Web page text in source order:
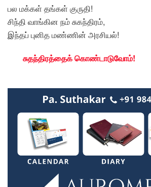
பல மக்கள் தங்கள் குருதி!
சிந்தி வாங்கின நம் சுகந்திரம்,
இந்தப் புனித மண்ணின் அரசியல்!
சுதந்திரத்தைக் கொண்டாடுவோம்!